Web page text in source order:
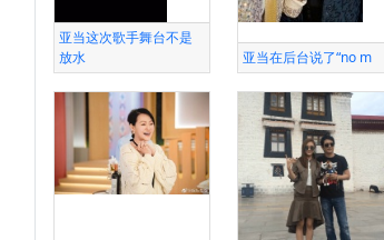
亚当这次歌手舞台不是
放水
亚当在后台说了“no m